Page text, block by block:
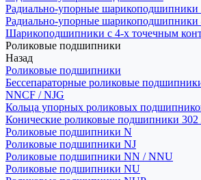
Радиально-упорные шарикоподшипники
Радиально-упорные шарикоподшипники
Шарикоподшипники с 4-х точечным
Роликовые подшипники
Назад
Роликовые подшипники
Бессепараторные роликовые
NNCF / NJG
Кольца упорных роликовых
Конические роликовые подшипники 302
Роликовые подшипники N
Роликовые подшипники NJ
Роликовые подшипники NN / NNU
Роликовые подшипники NU